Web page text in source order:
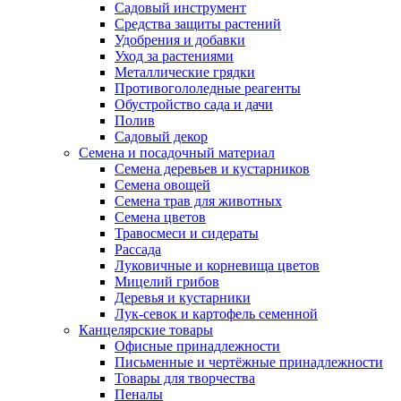
Садовый инструмент
Средства защиты растений
Удобрения и добавки
Уход за растениями
Металлические грядки
Противогололедные реагенты
Обустройство сада и дачи
Полив
Садовый декор
Семена и посадочный материал
Семена деревьев и кустарников
Семена овощей
Семена трав для животных
Семена цветов
Травосмеси и сидераты
Рассада
Луковичные и корневища цветов
Мицелий грибов
Деревья и кустарники
Лук-севок и картофель семенной
Канцелярские товары
Офисные принадлежности
Письменные и чертёжные принадлежности
Товары для творчества
Пеналы